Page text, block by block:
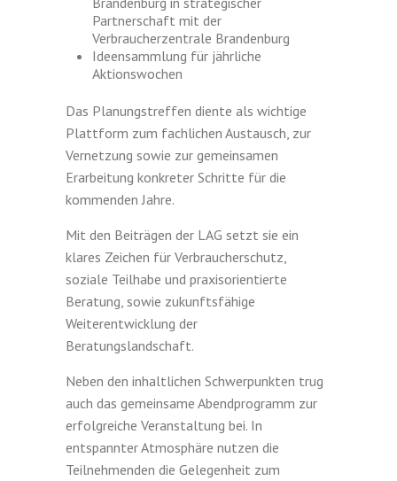
Partnerschaft mit der
Verbraucherzentrale Brandenburg
Ideensammlung für jährliche
Aktionswochen
Das Planungstreffen diente als wichtige
Plattform zum fachlichen Austausch, zur
Vernetzung sowie zur gemeinsamen
Erarbeitung konkreter Schritte für die
kommenden Jahre.
Mit den Beiträgen der LAG setzt sie ein
klares Zeichen für Verbraucherschutz,
soziale Teilhabe und praxisorientierte
Beratung, sowie zukunftsfähige
Weiterentwicklung der
Beratungslandschaft.
Neben den inhaltlichen Schwerpunkten trug
auch das gemeinsame Abendprogramm zur
erfolgreiche Veranstaltung bei. In
entspannter Atmosphäre nutzen die
Teilnehmenden die Gelegenheit zum